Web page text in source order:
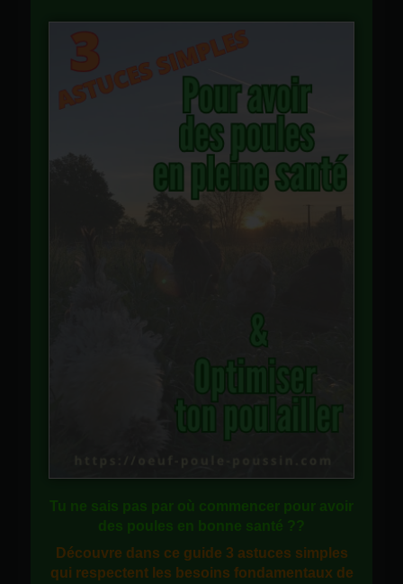
Tu ne sais pas par où commencer pour avoir
des poules en bonne santé ??
Découvre dans ce guide 3 astuces simples
qui respectent les besoins fondamentaux de